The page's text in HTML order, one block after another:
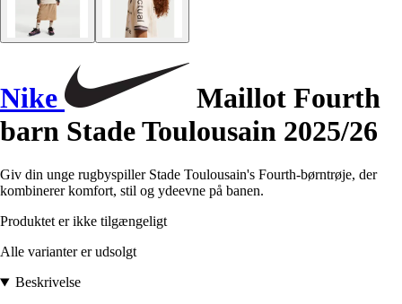
Nike
Maillot Fourth
barn Stade Toulousain 2025/26
Giv din unge rugbyspiller Stade Toulousain's Fourth-børntrøje, der
kombinerer komfort, stil og ydeevne på banen.
Produktet er ikke tilgængeligt
Alle varianter er udsolgt
Beskrivelse